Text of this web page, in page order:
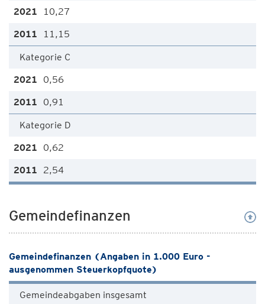
10,27
11,15
Kategorie C
0,56
0,91
Kategorie D
0,62
2,54
Gemeindefinanzen
Gemeindefinanzen (Angaben in 1.000 Euro -
ausgenommen Steuerkopfquote)
Gemeindeabgaben insgesamt